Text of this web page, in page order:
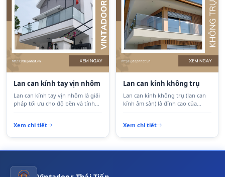
Lan can kính tay vịn nhôm
Lan can kính tay vịn nhôm là giải
pháp tối ưu cho độ bền và tính
kinh tế trong kiến trúc hiện đại.
lực an toàn và hệ tay vịn nhôm
thanh thoát mà còn có khả năng
mọi điều kiện thời tiết.
Xem chi tiết
Lan can kính không trụ
Lan can kính không trụ (lan can
kính âm sàn) là đỉnh cao của
phong cách kiến trúc tối giản,
đẹp sang trọng tuyệt đối cho
sản phẩm tạo nên một không
Xem chi tiết